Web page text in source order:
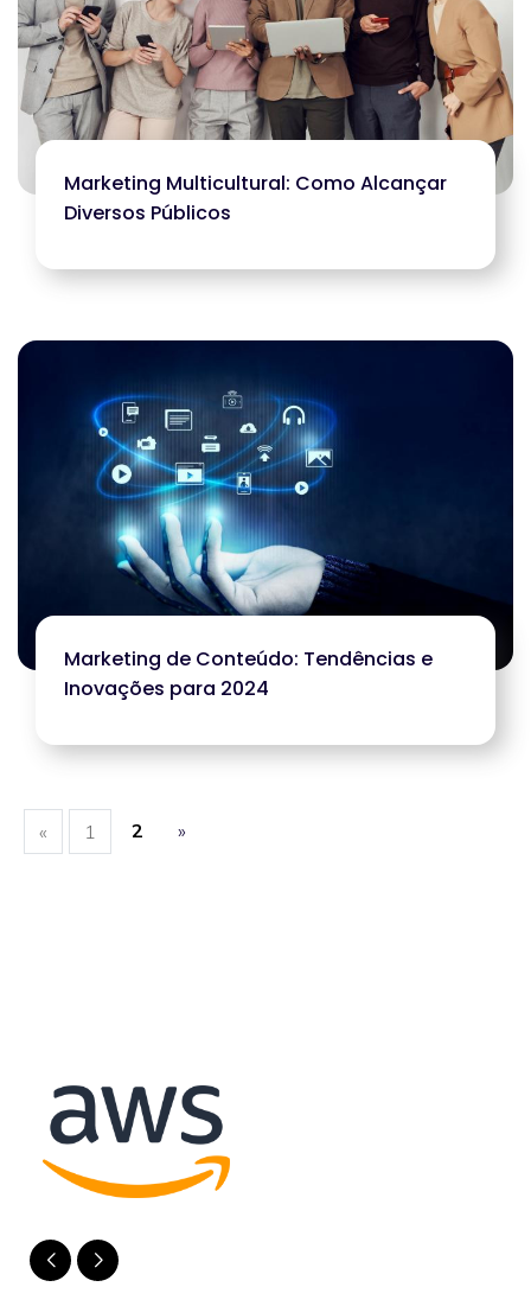
Marketing Multicultural: Como Alcançar
Diversos Públicos
Marketing de Conteúdo: Tendências e
Inovações para 2024
« 1 2 »